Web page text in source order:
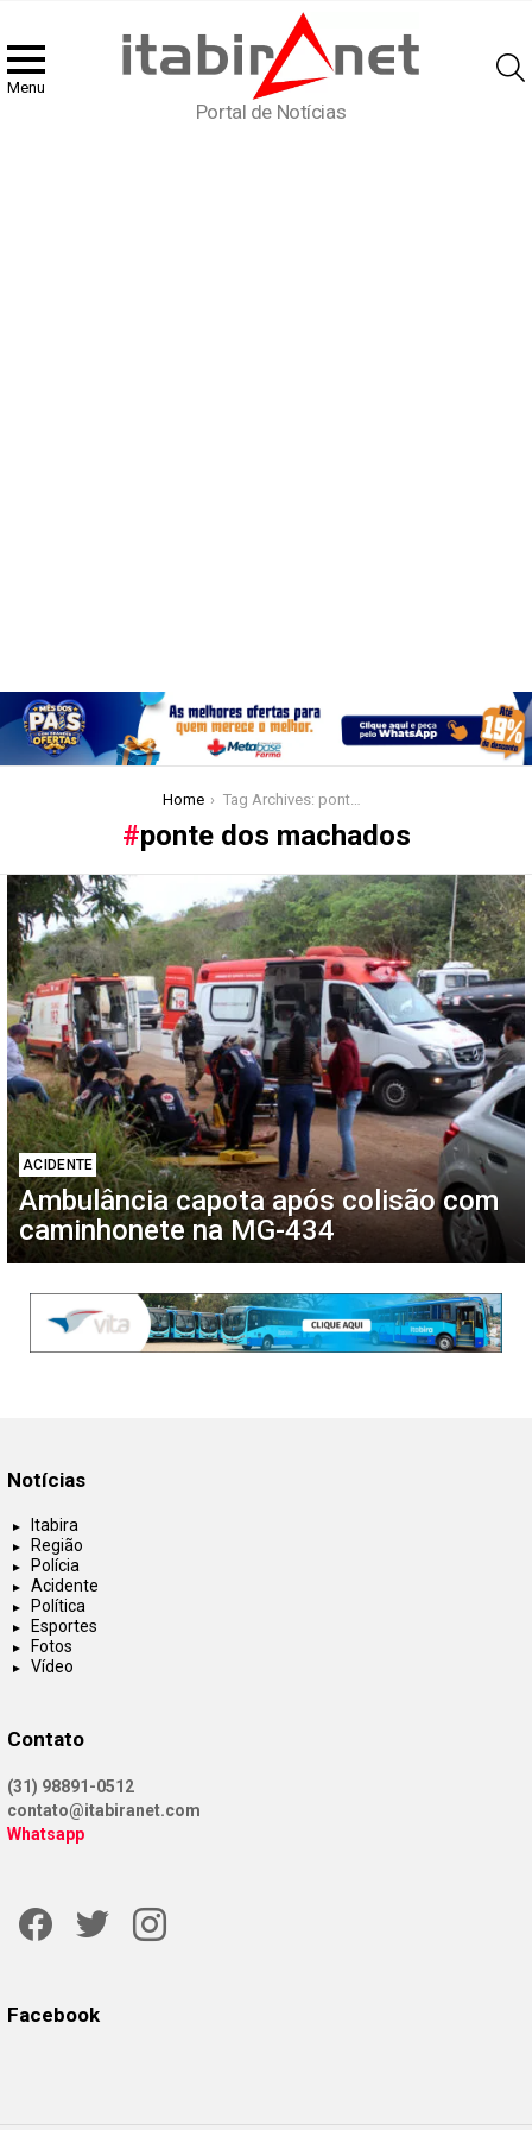
Menu
Portal de Notícias
Home Tag Archives: ponte dos machados
ponte dos machados
Latest
stories
ACIDENTE
Ambulância capota após colisão com
caminhonete na MG-434
Notícias
Itabira
Região
Polícia
Acidente
Política
Esportes
Fotos
Vídeo
Contato
(31) 98891-0512
contato@itabiranet.com
Whatsapp
Facebook